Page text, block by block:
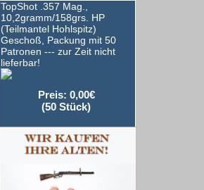
TopShot .357 Mag.,
10,2gramm/158grs. HP
(Teilmantel Hohlspitz)
Geschoß, Packung mit 50
Patronen --- zur Zeit nicht
lieferbar!
Preis: 0,00€
(50 Stück)